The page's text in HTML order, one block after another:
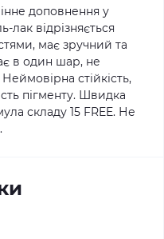
доповнення у
лак відрізняється
має зручний та
в один шар, не
стійкість,
пігменту. Швидка
складу 15 FREE. Не